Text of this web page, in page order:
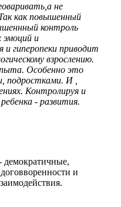
не
как повышенный
контроль
эмоций и
и гиперопеки приводит
взрослению.
Особенно это
подростками. И ,
Контролируя и
- развития.
демократичные,
и